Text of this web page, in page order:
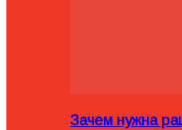
Зачем нужна